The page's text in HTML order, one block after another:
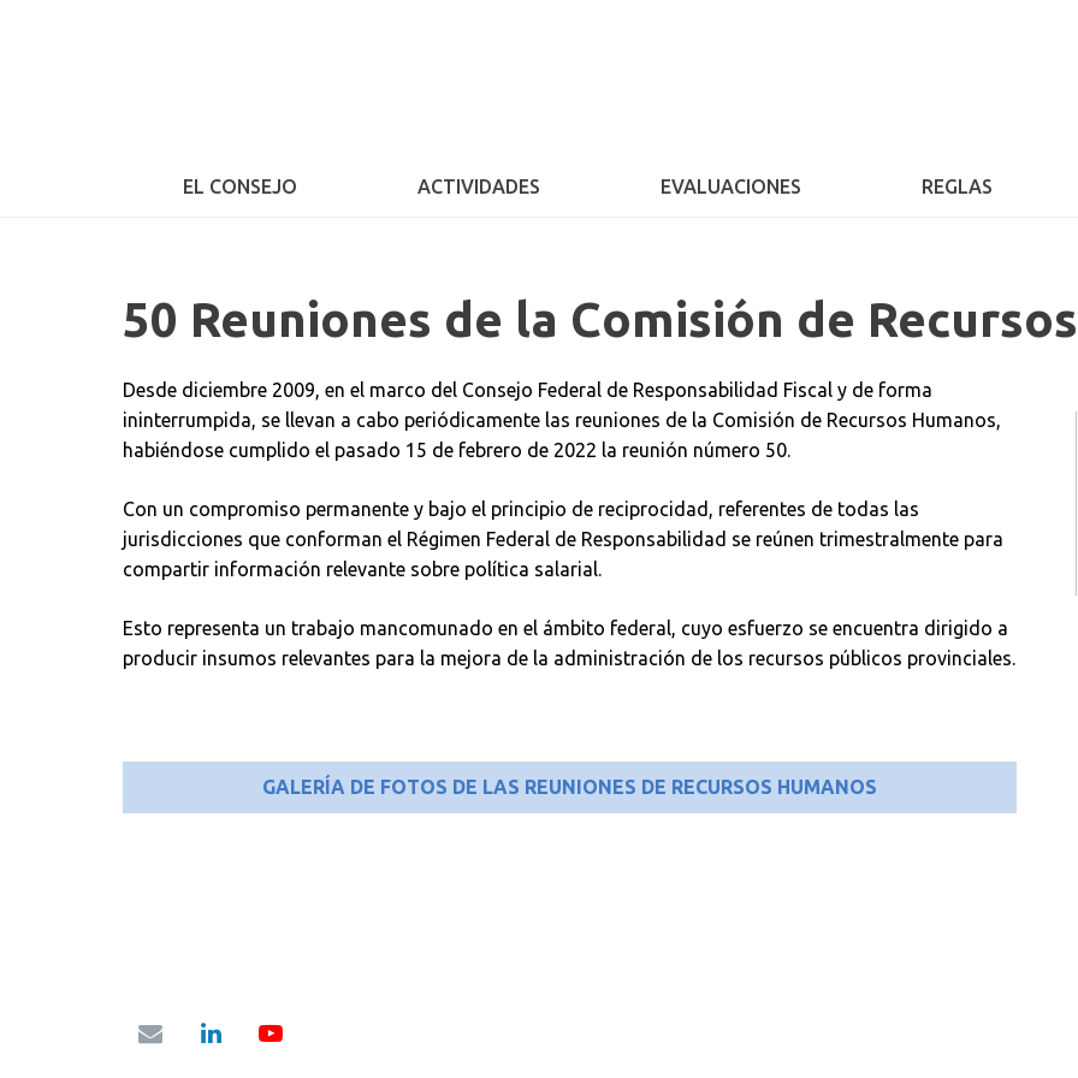
EL CONSEJO ACTIVIDADES EVALUACIONES REGLAS
50 Reuniones de la Comisión de
Desde diciembre 2009, en el marco del Consejo Federal de Responsabilidad Fiscal y de forma
ininterrumpida, se llevan a cabo periódicamente las reuniones de la Comisión de Recursos Humanos,
habiéndose cumplido el pasado 15 de febrero de 2022 la reunión número 50.
Con un compromiso permanente y bajo el principio de reciprocidad, referentes de todas las
jurisdicciones que conforman el Régimen Federal de Responsabilidad se reúnen trimestralmente para
compartir información relevante sobre política salarial.
Esto representa un trabajo mancomunado en el ámbito federal, cuyo esfuerzo se encuentra dirigido a
producir insumos relevantes para la mejora de la administración de los recursos públicos provinciales.
GALERÍA DE FOTOS DE LAS REUNIONES DE RECURSOS HUMANOS